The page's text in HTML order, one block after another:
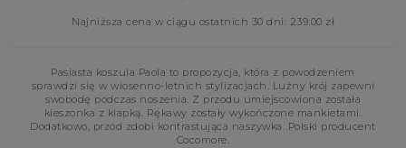
Najniższa cena w ciągu ostatnich 30 dni: 239.00 zł
Pasiasta koszula Paola to propozycja, która z powodzeniem
sprawdzi się w wiosenno-letnich stylizacjach. Luźny krój zapewni
swobodę podczas noszenia. Z przodu umiejscowiona została
kieszonka z klapką. Rękawy zostały wykończone mankietami.
Dodatkowo, przód zdobi kontrastująca naszywka. Polski producent
Cocomore.